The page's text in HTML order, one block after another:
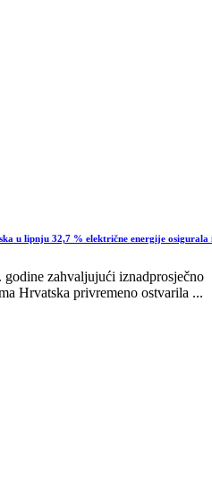
u lipnju 32,7 % električne energije osigurala
zahvaljujući iznadprosječno
Hrvatska privremeno ostvarila ...